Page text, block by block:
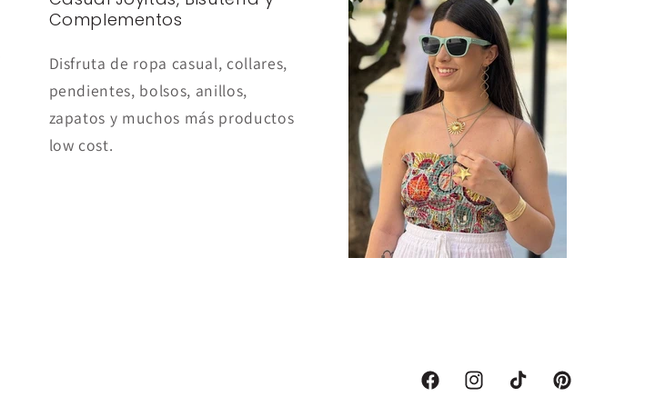
Complementos
Disfruta de ropa casual, collares,
pendientes, bolsos, anillos,
zapatos y muchos más productos
low cost.
FacebookInstagramTikTok Pinterest